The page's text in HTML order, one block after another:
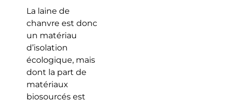
La laine de
chanvre est donc
un matériau
d’isolation
écologique, mais
dont la part de
matériaux
biosourcés est